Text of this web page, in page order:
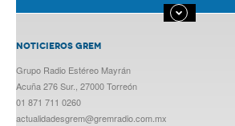
NOTICIEROS GREM
Grupo Radio Estéreo Mayrán
Acuña 276 Sur., 27000 Torreón
01 871 711 0260
actualidadesgrem@gremradio.com.mx